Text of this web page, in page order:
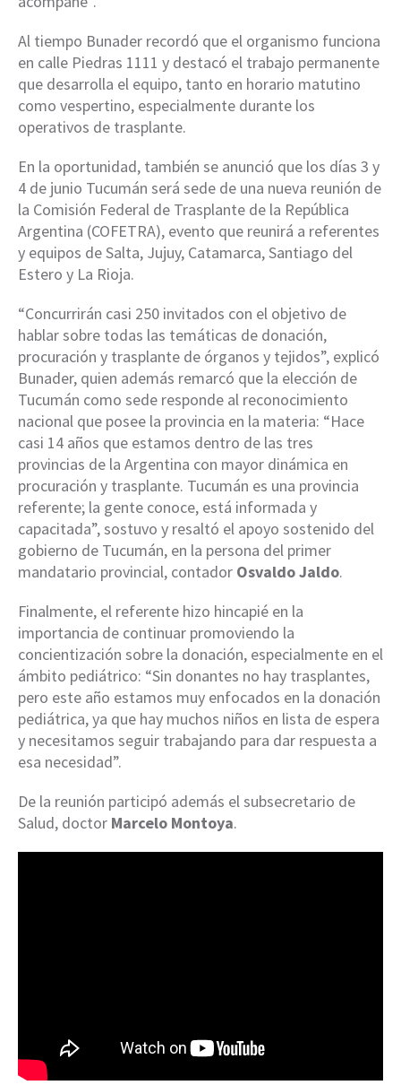
Al tiempo Bunader recordó que el organismo funciona
en calle Piedras 1111 y destacó el trabajo permanente
que desarrolla el equipo, tanto en horario matutino
como vespertino, especialmente durante los
operativos de trasplante.
En la oportunidad, también se anunció que los días 3 y
4 de junio Tucumán será sede de una nueva reunión de
la Comisión Federal de Trasplante de la República
Argentina (COFETRA), evento que reunirá a referentes
y equipos de Salta, Jujuy, Catamarca, Santiago del
Estero y La Rioja.
“Concurrirán casi 250 invitados con el objetivo de
hablar sobre todas las temáticas de donación,
procuración y trasplante de órganos y tejidos”, explicó
Bunader, quien además remarcó que la elección de
Tucumán como sede responde al reconocimiento
nacional que posee la provincia en la materia: “Hace
casi 14 años que estamos dentro de las tres
provincias de la Argentina con mayor dinámica en
procuración y trasplante. Tucumán es una provincia
referente; la gente conoce, está informada y
capacitada”, sostuvo y resaltó el apoyo sostenido del
gobierno de Tucumán, en la persona del primer
mandatario provincial, contador Osvaldo Jaldo.
Finalmente, el referente hizo hincapié en la
importancia de continuar promoviendo la
concientización sobre la donación, especialmente en el
ámbito pediátrico: “Sin donantes no hay trasplantes,
pero este año estamos muy enfocados en la donación
pediátrica, ya que hay muchos niños en lista de espera
y necesitamos seguir trabajando para dar respuesta a
esa necesidad”.
De la reunión participó además el subsecretario de
Salud, doctor Marcelo Montoya.